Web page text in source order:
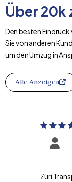
Über20k
Den besten
Sie von anderen
um den Umzug in
Alle Anzeigen
Züri Transporte